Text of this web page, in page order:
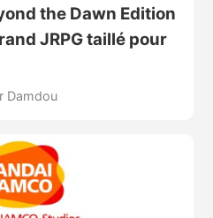
the Dawn Edition
JRPG taillé pour
Damdou